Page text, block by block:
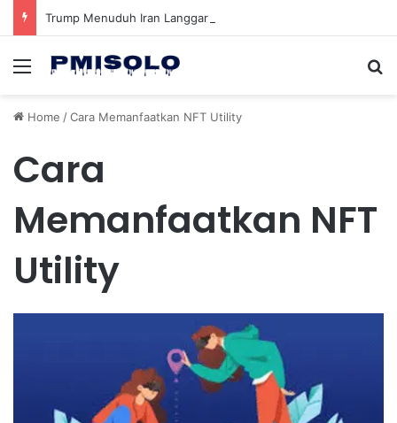
Menu
Home /Cara Memanfaatkan NFT Utility
Cara
Memanfaatkan NFT
Utility